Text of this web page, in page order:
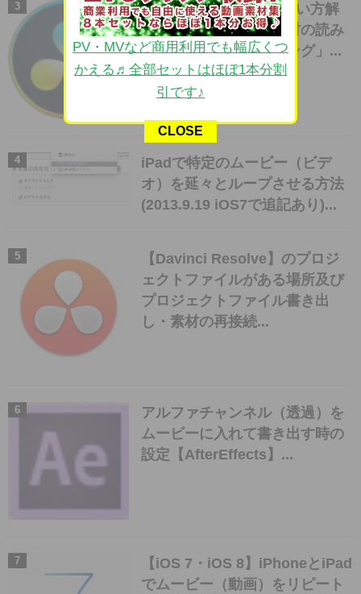
【Davinci Resolve】使い方解
説「セッティング・素材の読み
込み・編集・レンダリング」...
iPadで特定のムービー（ビデ
オ）を延々とループさせる方法
(2013.9.19 iOS7で追記あり)...
【Davinci Resolve】のプロジ
ェクトファイルがある場所及び
プロジェクトファイル書き出
し・素材の再接続...
アルファチャンネル（透過）を
ムービーに入れて書き出す時の
設定【AfterEffects】...
【iOS 7・iOS 8】iPhoneとiPad
でムービー（動画）をリピート
PV・MVなど商用利用でも幅広くつ
かえる♬全部セットはほぼ1本分割
引です♪
CLOSE